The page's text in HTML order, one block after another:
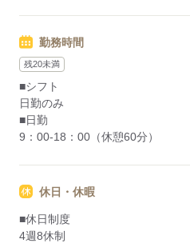
勤務時間
残20未満
■シフト
日勤のみ
■日勤
9：00-18：00（休憩60分）
休日・休暇
■休日制度
4週8休制